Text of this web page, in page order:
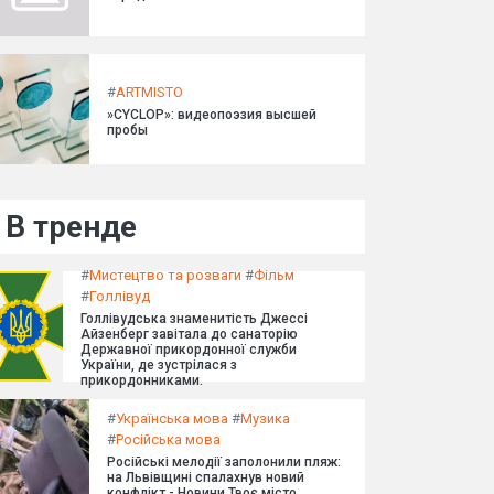
#ARTMISTO
»CYCLOP»: видеопоэзия высшей
пробы
В тренде
#Мистецтво та розваги #Фільм
#Голлівуд
Голлівудська знаменитість Джессі
Айзенберг завітала до санаторію
Державної прикордонної служби
України, де зустрілася з
прикордонниками.
#Українська мова #Музика
#Російська мова
Російські мелодії заполонили пляж:
на Львівщині спалахнув новий